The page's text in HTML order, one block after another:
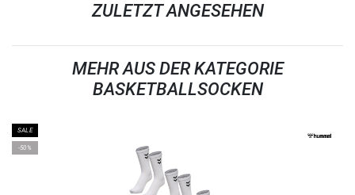
ZULETZT ANGESEHEN
MEHR AUS DER KATEGORIE
BASKETBALLSOCKEN
SALE
-50%